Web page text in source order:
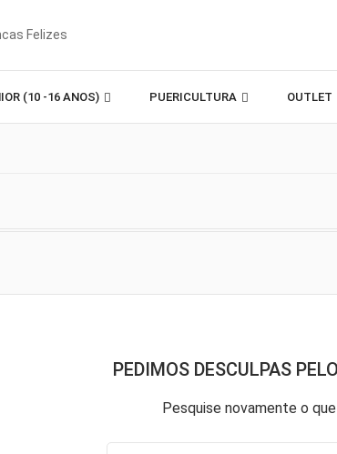
(10 -16 ANOS) PUERICULTURA OUTLET
PEDIMOS DESCULPAS
Pesquise novamente o